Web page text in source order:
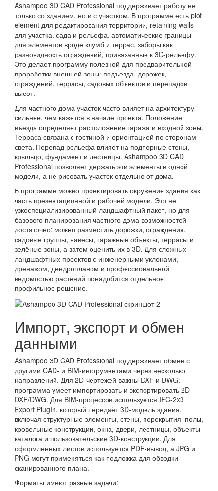
Ashampoo 3D CAD Professional поддерживает работу не
только со зданием, но и с участком. В программе есть plot
element для редактирования территории, retaining walls
для участка, сада и рельефа, автоматические границы
для элементов вроде клумб и террас, заборы как
разновидность ограждений, привязанные к 3D-рельефу.
Это делает программу полезной для предварительной
проработки внешней зоны: подъезда, дорожек,
ограждений, террасы, садовых объектов и перепадов
высот.
Для частного дома участок часто влияет на архитектуру
сильнее, чем кажется в начале проекта. Положение
въезда определяет расположение гаража и входной зоны.
Терраса связана с гостиной и ориентацией по сторонам
света. Перепад рельефа влияет на подпорные стены,
крыльцо, фундамент и лестницы. Ashampoo 3D CAD
Professional позволяет держать эти элементы в одной
модели, а не рисовать участок отдельно от дома.
В программе можно проектировать окружение здания как
часть презентационной и рабочей модели. Это не
узкоспециализированный ландшафтный пакет, но для
базового планирования частного дома возможностей
достаточно: можно разместить дорожки, ограждения,
садовые группы, навесы, гаражные объекты, террасы и
зелёные зоны, а затем оценить их в 3D. Для сложных
ландшафтных проектов с инженерными уклонами,
дренажом, дендропланом и профессиональной
ведомостью растений понадобится отдельное
профильное решение.
Импорт, экспорт и обмен
данными
Ashampoo 3D CAD Professional поддерживает обмен с
другими CAD- и BIM-инструментами через несколько
направлений. Для 2D-чертежей важны DXF и DWG:
программа умеет импортировать и экспортировать 2D
DXF/DWG. Для BIM-процессов используется IFC-2x3
Export PlugIn, который передаёт 3D-модель здания,
включая структурные элементы, стены, перекрытия, полы,
кровельные конструкции, окна, двери, лестницы, объекты
каталога и пользовательские 3D-конструкции. Для
оформленных листов используется PDF-вывод, а JPG и
PNG могут применяться как подложка для обводки
сканированного плана.
Форматы имеют разные задачи: